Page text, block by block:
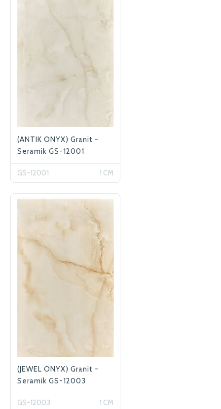
(ANTIK ONYX) Granit -
Seramik GS-12001
GS-12001 1 CM
(JEWEL ONYX) Granit -
Seramik GS-12003
GS-12003 1 CM